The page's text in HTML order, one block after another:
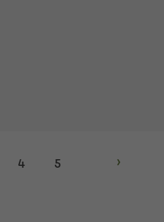
4 5 ›